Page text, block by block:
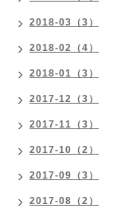
2018-03（3）
2018-02（4）
2018-01（3）
2017-12（3）
2017-11（3）
2017-10（2）
2017-09（3）
2017-08（2）